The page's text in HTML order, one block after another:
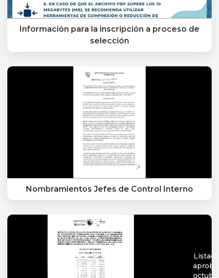
Información para la inscripción a proceso de
selección
Nombramientos Jefes de Control Interno